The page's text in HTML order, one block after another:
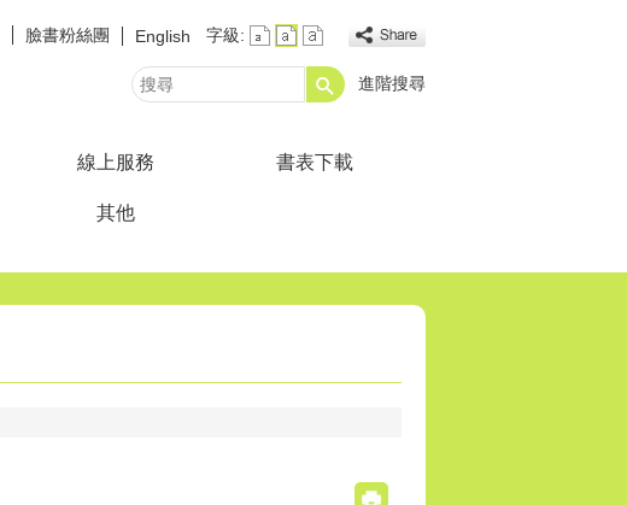
臉書粉絲團 English 字級:
搜
進階搜尋
線上服務 書表下載
其他